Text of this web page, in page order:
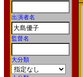
出演者名
監督名
大分類